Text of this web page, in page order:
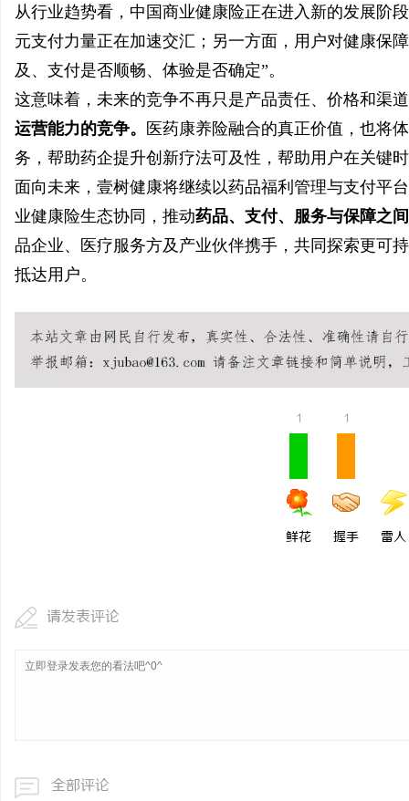
从行业趋势看，中国商业健康险正在进入新的发展阶
元支付力量正在加速交汇；另一方面，用户对健康保
及、支付是否顺畅、体验是否确定”。
这意味着，未来的竞争不再只是产品责任、价格和渠
运营能力的竞争。
医药康养险融合的真正价值，也将
务，帮助药企提升创新疗法可及性，帮助用户在关键
面向未来，壹树健康将继续以药品福利管理与支付平
业健康险生态协同，推动药品、支付、服务与保障之
品企业、医疗服务方及产业伙伴携手，共同探索更可
抵达用户。
1
鲜花
1
握手 雷人
请发表评论
全部评论